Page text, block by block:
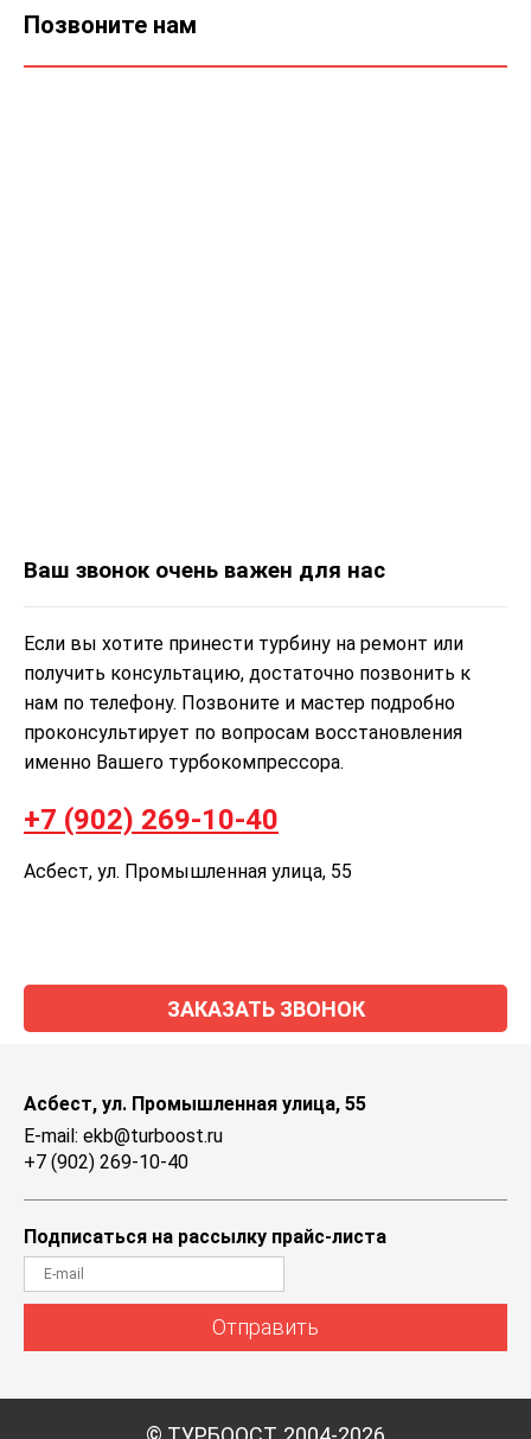
Позвоните нам
Ваш звонок очень важен для нас
Если вы хотите принести турбину на ремонт или
получить консультацию, достаточно позвонить к
нам по телефону. Позвоните и мастер подробно
проконсультирует по вопросам восстановления
именно Вашего турбокомпрессора.
+7 (902) 269-10-40
Асбест, ул. Промышленная улица, 55
ЗАКАЗАТЬ ЗВОНОК
Асбест, ул. Промышленная улица, 55
E-mail: ekb@turboost.ru
+7 (902) 269-10-40
Подписаться на рассылку прайс-листа
Отправить